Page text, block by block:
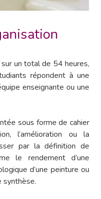
un total de 54 heures,
répondent à une
enseignante ou une
sous forme de cahier
l‘amélioration ou la
par la définition de
le rendement d’une
d’une peinture ou
synthèse.